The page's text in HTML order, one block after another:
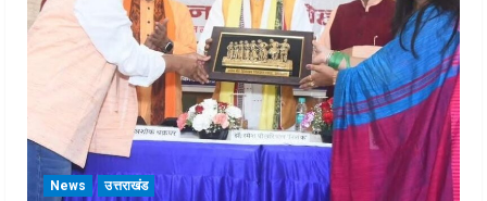
News उत्तराखंड